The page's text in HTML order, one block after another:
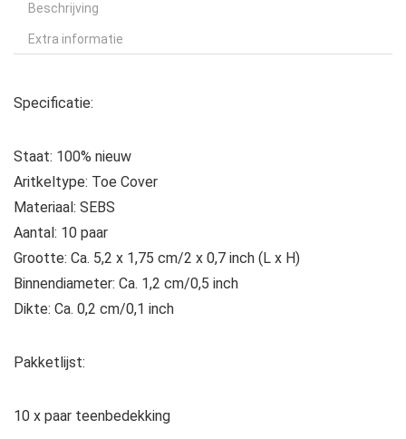
Beschrijving
Extra informatie
Specificatie:
Staat: 100% nieuw
Aritkeltype: Toe Cover
Materiaal: SEBS
Aantal: 10 paar
Grootte: Ca. 5,2 x 1,75 cm/2 x 0,7 inch (L x H)
Binnendiameter: Ca. 1,2 cm/0,5 inch
Dikte: Ca. 0,2 cm/0,1 inch
Pakketlijst:
10 x paar teenbedekking